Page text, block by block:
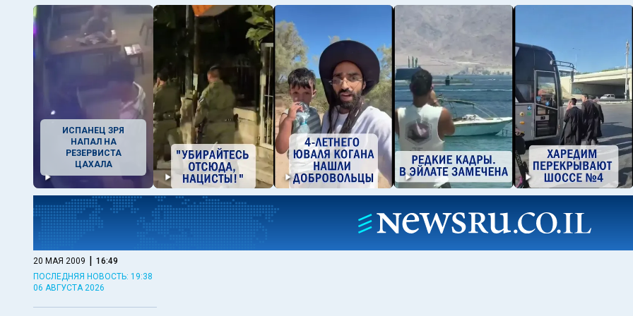
ИСПАНЕЦ ЗРЯ
НАПАЛ НА
РЕЗЕРВИСТА
ЦАХАЛА
20 МАЯ 2009 | 16:49
ПОСЛЕДНЯЯ НОВОСТЬ: 19:38
06 АВГУСТА 2026